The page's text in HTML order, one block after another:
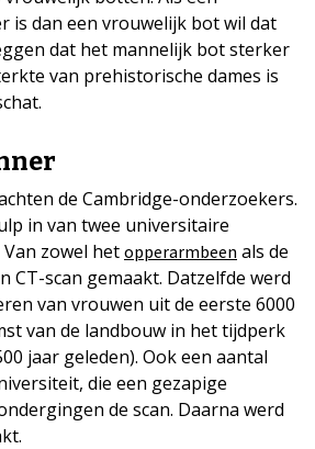
is dan een vrouwelijk bot wil dat
dat het mannelijk bot sterker
van prehistorische dames is
de Cambridge-onderzoekers.
in van twee universitaire
zowel het opperarmbeen als de
CT-scan gemaakt. Datzelfde werd
van vrouwen uit de eerste 6000
van de landbouw in het tijdperk
jaar geleden). Ook een aantal
die een gezapige
de scan. Daarna werd